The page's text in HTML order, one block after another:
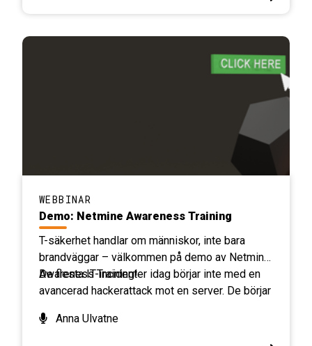
WEBBINAR
Demo: Netmine Awareness Training
T-säkerhet handlar om människor, inte bara
brandväggar – välkommen på demo av Netmine
Awareness Training!
De flesta IT-incidenter idag börjar inte med en
avancerad hackerattack mot en server. De börjar
för bra (eller stressigt) ut för att ignoreras. Vi
vet att tekniska skydd som MFA och antivirus är
Anna Ulvatne